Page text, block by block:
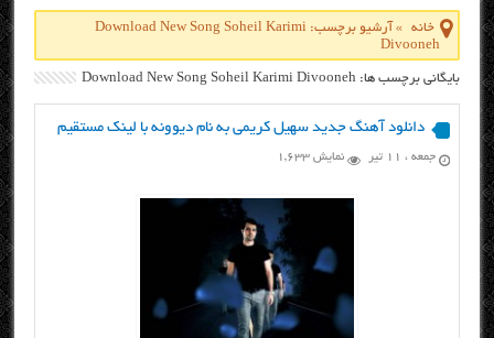
خانه »
آرشیو برچسب: Download New Song Soheil Karimi
Divooneh
بایگانی برچسب ها: Download New Song Soheil Karimi Divooneh
دانلود آهنگ جدید سهیل کریمی به نام دیوونه با لینک مستقیم
جمعه ، ۱۱ تیر نمایش 1,633